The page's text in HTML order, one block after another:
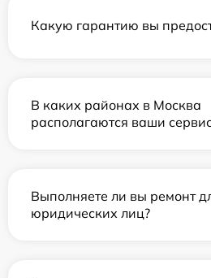
Какую гарантию вы
В каких районах в Москва
располагаются ваши
Выполняете ли вы ремонт
юридических лиц?